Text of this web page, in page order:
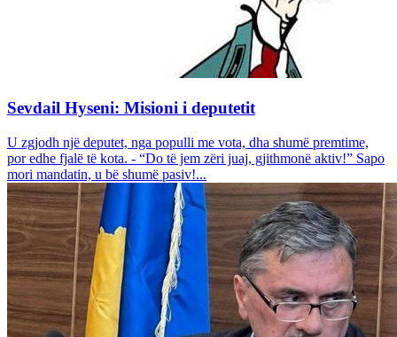
Sevdail Hyseni: Misioni i deputetit
U zgjodh një deputet, nga populli me vota, dha shumë premtime,
por edhe fjalë të kota. - “Do të jem zëri juaj, gjithmonë aktiv!” Sapo
mori mandatin, u bë shumë pasiv!...